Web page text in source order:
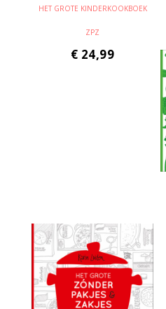
HET GROTE KINDERKOOKBOEK
ZPZ
€ 24,99